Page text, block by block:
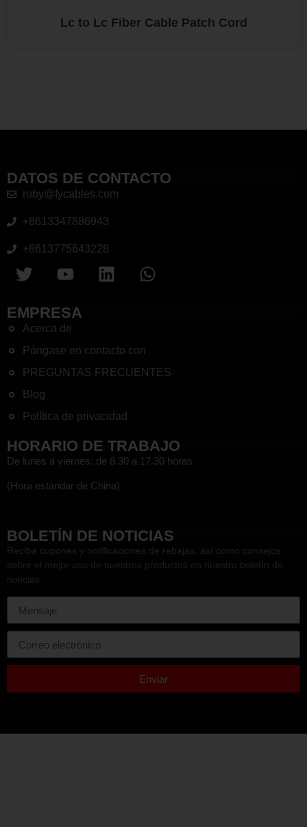
Lc to Lc Fiber Cable Patch Cord
DATOS DE CONTACTO
ruby@fycables.com
+8613347886943
+8613775643228
EMPRESA
Acerca de
Póngase en contacto con
PREGUNTAS FRECUENTES
Blog
Política de privacidad
BOLETÍN DE NOTICIAS
Reciba cupones y notificaciones de rebajas, así como consejos
sobre el mejor uso de nuestros productos en nuestro boletín de
noticias.
Enviar
HORARIO DE TRABAJO
De lunes a viernes: de 8.30 a 17.30 horas
(Hora estándar de China)